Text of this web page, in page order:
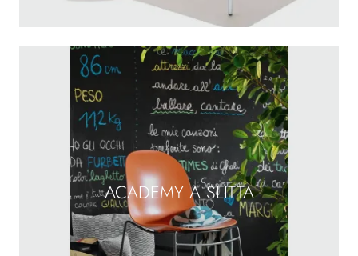
ACADEMY A SLITTA